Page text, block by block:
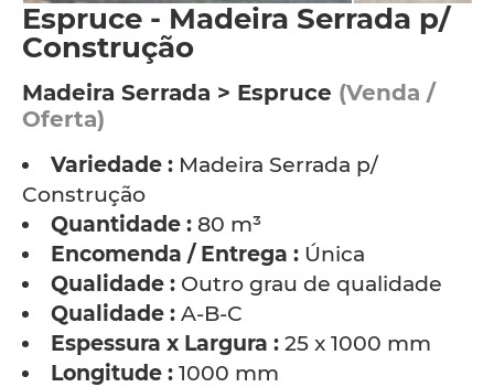
Espruce - Madeira Serrada p/
Construção
Madeira Serrada > Espruce (Venda /
Oferta)
Variedade : Madeira Serrada p/
Construção
Quantidade : 80 m³
Encomenda / Entrega : Única
Qualidade : Outro grau de qualidade
Qualidade : A-B-C
Espessura x Largura : 25 x 1000 mm
Longitude : 1000 mm